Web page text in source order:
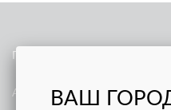
АРЕНДАВАШ